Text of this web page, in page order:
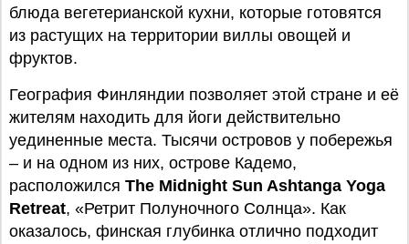
блюда вегетерианской кухни, которые готовятся
из растущих на территории виллы овощей и
фруктов.
География Финляндии позволяет этой стране и её
жителям находить для йоги действительно
уединенные места. Тысячи островов у побережья
– и на одном из них, острове Кадемо,
расположился The Midnight Sun Ashtanga Yoga
Retreat, «Ретрит Полуночного Солнца». Как
оказалось, финская глубинка отлично подходит